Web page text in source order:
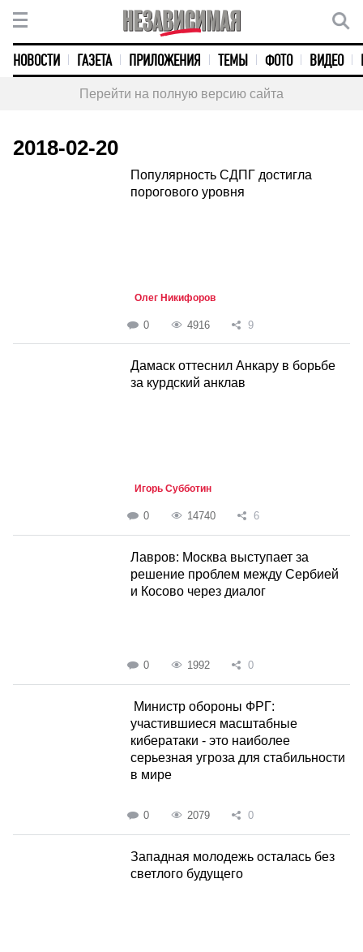
НОВОСТИ ГАЗЕТА ПРИЛОЖЕНИЯ ТЕМЫ ФОТО ВИДЕО
Перейти на полную версию сайта
2018-02-20
Популярность СДПГ достигла
порогового уровня
Олег Никифоров
0 4916 9
Дамаск оттеснил Анкару в борьбе
за курдский анклав
Игорь Субботин
0 14740 6
Лавров: Москва выступает за
решение проблем между Сербией
и Косово через диалог
0 1992 0
Министр обороны ФРГ:
участившиеся масштабные
кибератаки - это наиболее
серьезная угроза для стабильности
в мире
0 2079 0
Западная молодежь осталась без
светлого будущего